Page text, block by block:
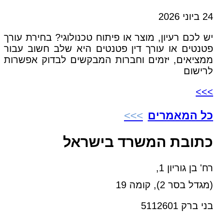
24 ביוני 2026
יש לכם רעיון, מוצר או פיתוח טכנולוגי? בחירת עורך
פטנטים או עורך דין פטנטים היא שלב חשוב עבור
ממציאים, יזמים וחברות המבקשים לבדוק אפשרות
לרישום
>>>
כל המאמרים
כתובת המשרד בישראל
רח' בן גוריון 1,
(מגדל בסר 2), קומה 19
בני ברק 5112601